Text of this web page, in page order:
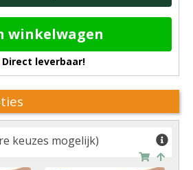
winkelwagen
Direct leverbaar!
keuzes mogelijk)